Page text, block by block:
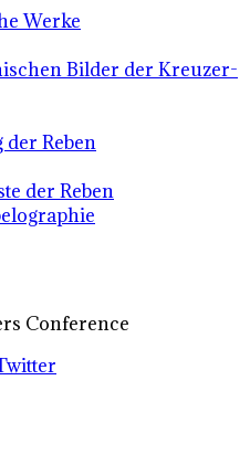
Werke
Bilder der Kreuzer-
Reben
der Reben
Conference